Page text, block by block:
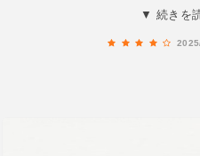
いことに氣付いたら、レジ
▼ 続きを